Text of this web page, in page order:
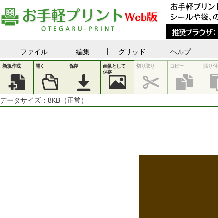
ファイル 編集 グリッド ヘルプ
新規作成 開く 保存
画像として
保存
切り取り コピー 貼り付
データサイズ： 8KB（正常）